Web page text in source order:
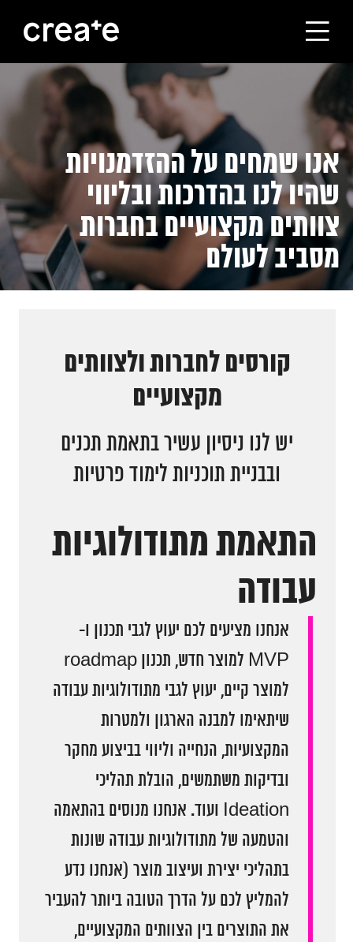
ראשי
הסטודיו
מסלולי הלימוד
הבוגרים
עלינו
קורסים לחברות
יצירת קשר
אנו שמחים על ההזדמנויות
שהיו לנו בהדרכות ובליווי
צוותים מקצועיים בחברות
מסביב לעולם
קורסים לחברות ולצוותים
מקצועיים
יש לנו ניסיון עשיר בתאמת תכנים
ובבניית תוכניות לימוד פרטיות
התאמת מתודולוגיות
עבודה
אנחנו מציעים לכם יעוץ לגבי תכנון ו-
MVP למוצר חדש, תכנון roadmap
למוצר קיים, יעוץ לגבי מתודולוגיות עבודה
שיתאימו למבנה הארגון ולמטרות
המקצועיות, הנחייה וליווי בביצוע מחקר
ובדיקות משתמשים, הובלת תהליכי
Ideation ועוד. אנחנו מנוסים בהתאמה
והטמעה של מתודולוגיות עבודה שונות
בתהליכי יצירת ועיצוב מוצר (אנחנו נדע
להמליץ לכם על הדרך הטובה ביותר להעביר
את התוצרים בין הצוותים המקצועיים,